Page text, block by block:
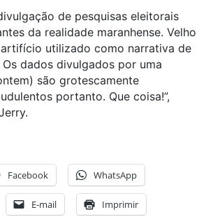
de pesquisas eleitorais
da realidade maranhense. Velho
utilizado como narrativa de
dados divulgados por uma
são grotescamente
portanto. Que coisa!”,
Facebook WhatsApp
E-mail Imprimir